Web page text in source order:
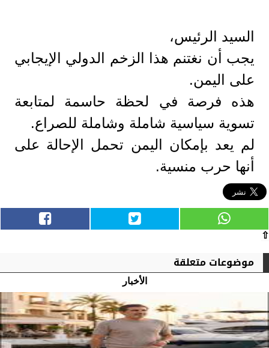
السيد الرئيس،
يجب أن نغتنم هذا الزخم الدولي الإيجابي
على اليمن.
هذه فرصة في لحظة حاسمة لمتابعة
تسوية سياسية شاملة وشاملة للصراع.
لم يعد بإمكان اليمن تحمل الإحالة على
أنها حرب منسية.
⇧
موضوعات متعلقة
الأخبار